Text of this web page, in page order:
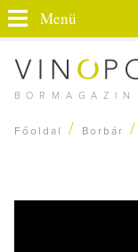
Menü
Főoldal / Borbár /